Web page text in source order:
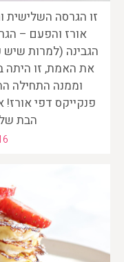
זו הגרסה השלישית
אורז והפעם –
הגבינה (למרות
את האמת, זו היתה
וממנה התחילה
פנקייקס דפי
הבת